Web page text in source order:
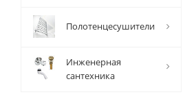
Полотенцесушители
Инженерная
сантехника